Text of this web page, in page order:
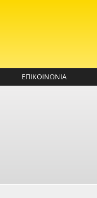
ΕΠΙΚΟΙΝΩΝΙΑ